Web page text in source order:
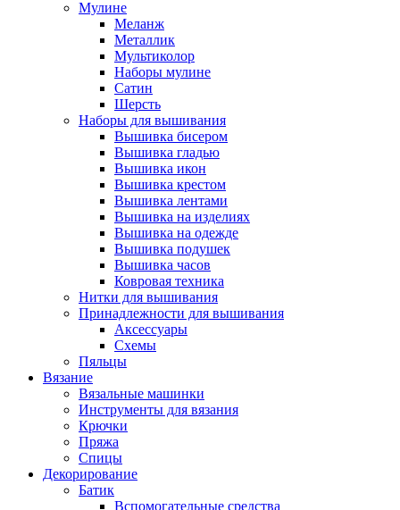
Мулине
Меланж
Металлик
Мультиколор
Наборы мулине
Сатин
Шерсть
Наборы для вышивания
Вышивка бисером
Вышивка гладью
Вышивка икон
Вышивка крестом
Вышивка лентами
Вышивка на изделиях
Вышивка на одежде
Вышивка подушек
Вышивка часов
Ковровая техника
Нитки для вышивания
Принадлежности для вышивания
Аксессуары
Схемы
Пяльцы
Вязание
Вязальные машинки
Инструменты для вязания
Крючки
Пряжа
Спицы
Декорирование
Батик
Вспомогательные средства